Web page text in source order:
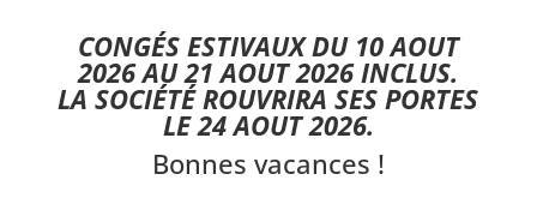
CONGÉS ESTIVAUX DU 10 AOUT
2026 AU 21 AOUT 2026 INCLUS.
LA SOCIÉTÉ ROUVRIRA SES PORTES
LE 24 AOUT 2026.
Bonnes vacances !